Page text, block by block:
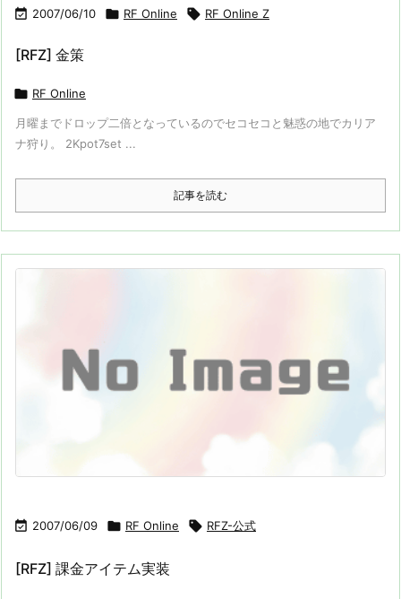
 2007/06/10  RF Online  RF Online Z
[RFZ] 金策
 RF Online
月曜までドロップ二倍となっているのでセコセコと魅惑の地でカリア
ナ狩り。 2Kpot7set ...
記事を読む
 2007/06/09  RF Online  RFZ-公式
[RFZ] 課金アイテム実装